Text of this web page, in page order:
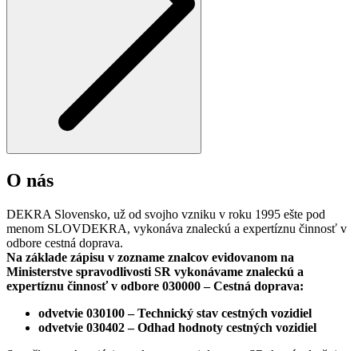
O nás
DEKRA Slovensko, už od svojho vzniku v roku 1995 ešte pod
menom SLOVDEKRA, vykonáva znaleckú a expertíznu činnosť v
odbore cestná doprava.
Na základe zápisu v zozname znalcov evidovanom na
Ministerstve spravodlivosti SR vykonávame znaleckú a
expertíznu činnosť v odbore 030000 – Cestná doprava:
odvetvie 030100 – Technický stav cestných vozidiel
odvetvie 030402 – Odhad hodnoty cestných vozidiel